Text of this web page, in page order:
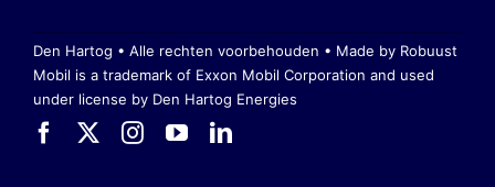
Den Hartog • Alle rechten voorbehouden • Made by Robuust
Mobil is a trademark of Exxon Mobil Corporation and used
under license by Den Hartog Energies